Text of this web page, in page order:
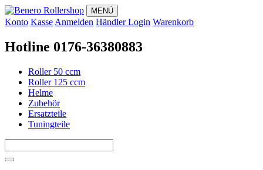
MENÜ
Konto Kasse Anmelden Händler Login Warenkorb
Hotline 0176-36380883
Roller 50 ccm
Roller 125 ccm
Helme
Zubehör
Ersatzteile
Tuningteile